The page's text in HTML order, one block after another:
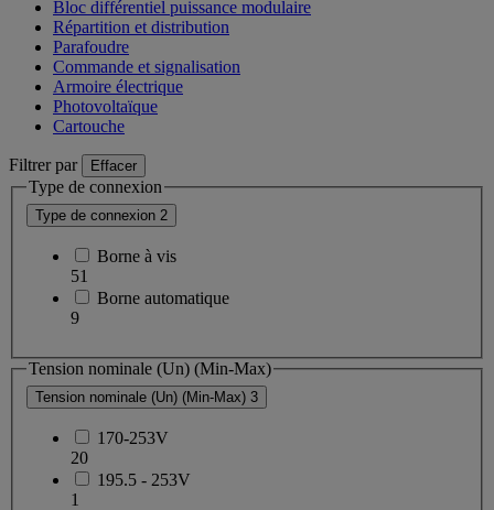
Bloc différentiel puissance modulaire
Répartition et distribution
Parafoudre
Commande et signalisation
Armoire électrique
Photovoltaïque
Cartouche
Filtrer par Effacer
Type de connexion
Type de connexion 2
Borne à vis
51
Borne automatique
9
Tension nominale (Un) (Min-Max)
Tension nominale (Un) (Min-Max) 3
170-253V
20
195.5 - 253V
1